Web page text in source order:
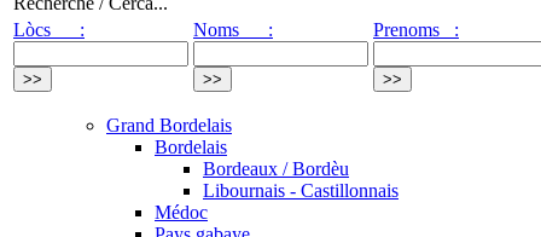
Lòcs :
Noms : Prenoms :
Grand Bordelais
Bordelais
Bordeaux / Bordèu
Libournais - Castillonnais
Médoc